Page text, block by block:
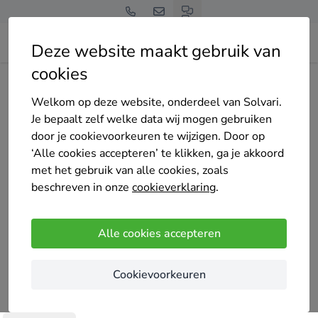
Deze website maakt gebruik van
cookies
Welkom op deze website, onderdeel van Solvari.
Je bepaalt zelf welke data wij mogen gebruiken
door je cookievoorkeuren te wijzigen. Door op
‘Alle cookies accepteren’ te klikken, ga je akkoord
met het gebruik van alle cookies, zoals
beschreven in onze cookieverklaring.
Alle cookies accepteren
Cookievoorkeuren
Home Bedrijven overzicht
Bos en Tuin
PUURS-SINT-AMANDS
onderhoud en ontwerp van tuinen.